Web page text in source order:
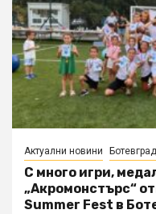
Актуални новини Ботевград
С много игри,
„Акромонстърс“
Summer Fest в